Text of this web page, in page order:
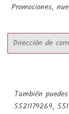
Promociones,
Correo
electrónico
También
5521179269,